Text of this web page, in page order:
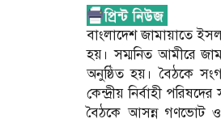
বাংলাদেশ জামায়াতে
হয়। সম্মনিত আমীরে
অনুষ্ঠিত হয়। বৈঠকে
কেন্দ্রীয় নির্বাহী
বৈঠকে আসন্ন গণভোট ও